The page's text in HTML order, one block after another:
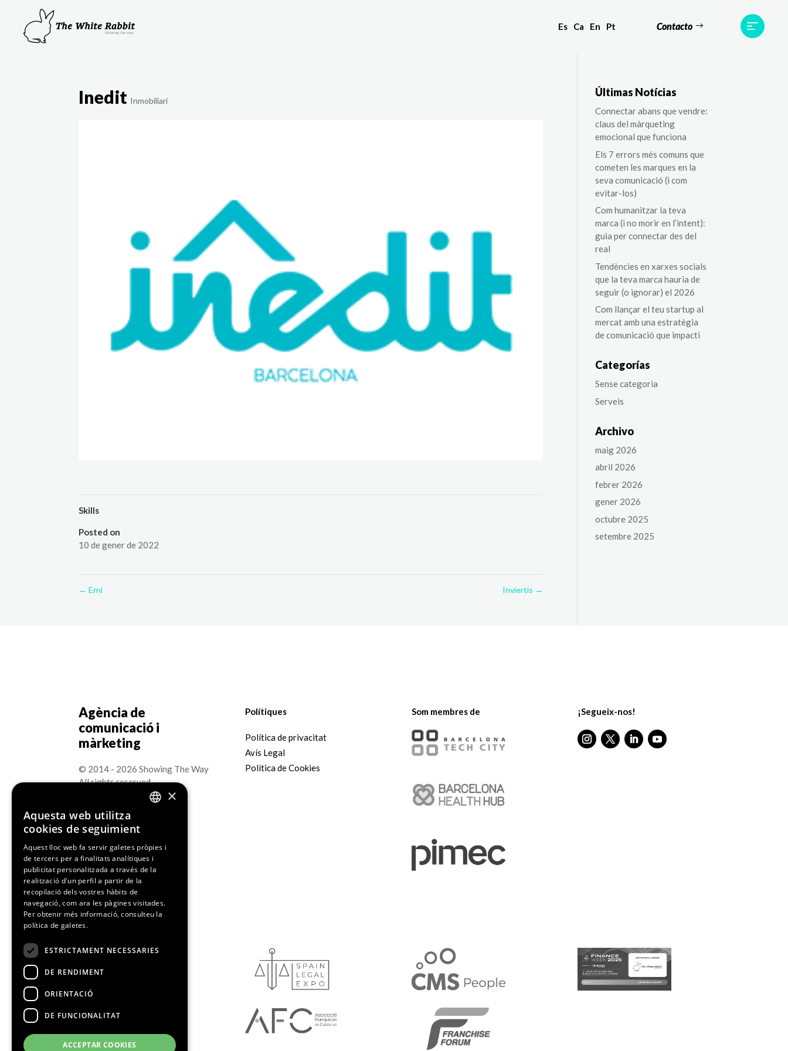
Es Ca En Pt Contacto
Inedit Inmobiliari
Skills
Posted on
10 de gener de 2022
← Erni Inviertis →
Últimas Notícias
Connectar abans que vendre:
claus del màrqueting
emocional que funciona
Els 7 errors més comuns que
cometen les marques en la
seva comunicació (i com
evitar-los)
Com humanitzar la teva
marca (i no morir en l’intent):
guia per connectar des del
real
Tendències en xarxes socials
que la teva marca hauria de
seguir (o ignorar) el 2026
Com llançar el teu startup al
mercat amb una estratègia
de comunicació que impacti
Categorías
Sense categoria
Serveis
Archivo
maig 2026
abril 2026
febrer 2026
gener 2026
octubre 2025
setembre 2025
Agència de
comunicació i
màrketing
© 2014 - 2026 Showing The Way
All rights reserved.
Polítiques
Política de privacitat
Avís Legal
Política de Cookies
Som membres de ¡Segueix-nos!
Media Partners
CATALAN
×
Aquesta web utilitza
cookies de seguimient
Aquest lloc web fa servir galetes pròpies i
de tercers per a finalitats analítiques i
publicitat personalitzada a través de la
realització d'un perfil a partir de la
recopilació dels vostres hàbits de
navegació, com ara les pàgines visitades.
Per obtenir més informació, consulteu la
política de galetes.
ESTRICTAMENT NECESSARIES
DE RENDIMENT
ORIENTACIÓ
DE FUNCIONALITAT
ACCEPTAR COOKIES